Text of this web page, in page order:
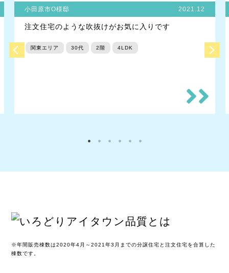
小田原市O様邸 2021.12
注文住宅のような吹抜けがお気に入りです
関東エリア 30代 2階 4LDK
※年間販売棟数は2020年4月～2021年3月までの分譲住宅と注文住宅を合算した
棟数です。